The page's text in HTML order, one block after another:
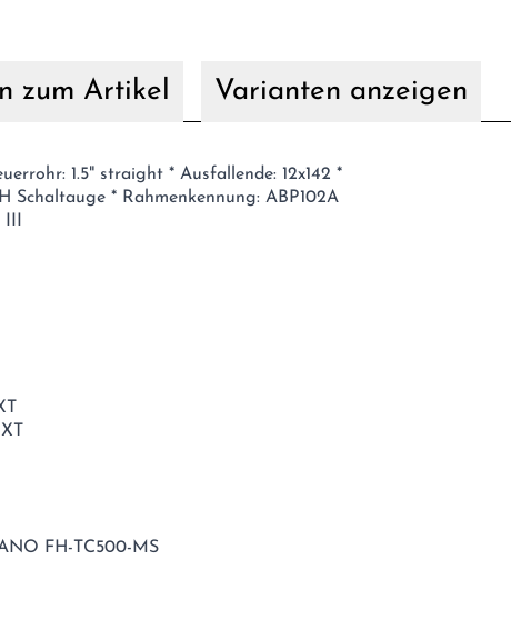
zum Artikel Varianten anzeigen
1.5" straight * Ausfallende: 12x142 *
Schaltauge * Rahmenkennung: ABP102A
FH-TC500-MS